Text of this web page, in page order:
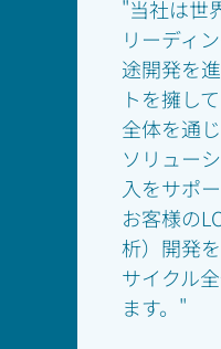
"当社は世
リーディ
途開発を
トを擁し
全体を通
ソリュー
入をサポ
お客様の
析）開発
サイクル
ます。"